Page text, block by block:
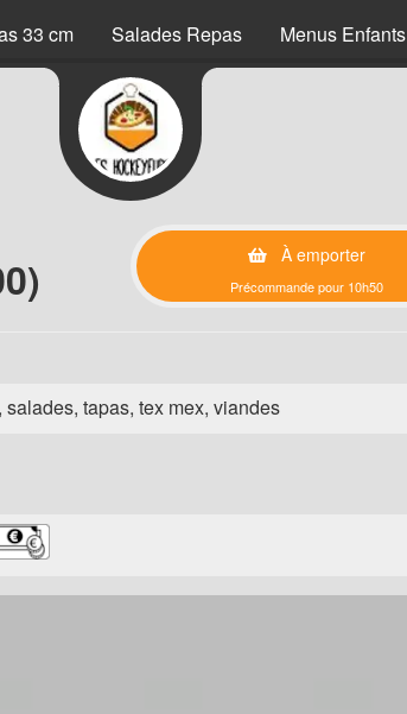
33 cm Salades Repas Menus Enfants
À emporter
Précommande pour 10h50
tapas, tex mex, viandes